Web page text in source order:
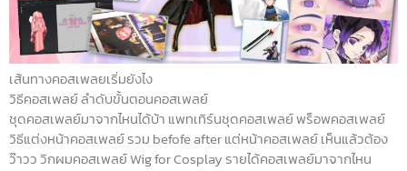
เส้นทางคอสเพลยเริ่มยังไง
วิธีคอสเพลย์ ลำดับขั้นตอนคอสเพลย์
ชุดคอสเพลย์มาจากไหนได้บ้า แพทเทิร์นชุดคอสเพลย์ พร็อพคอสเพลย์
วิธีแต่งหน้าคอสเพลย์ รวม befofe after แต่หน้าคอสเพลย์ เห็นแล้วต้อง
ว๊าวว วิกผมคอสเพลย์ Wig for Cosplay รายได้คอสเพลย์มาจากไหน